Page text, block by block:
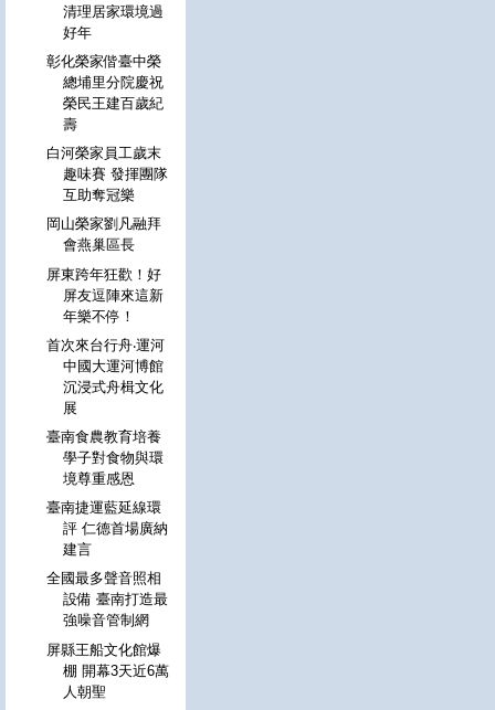
清理居家環境過
好年
彰化榮家偕臺中榮
總埔里分院慶祝
榮民王建百歲紀
壽
白河榮家員工歲末
趣味賽 發揮團隊
互助奪冠樂
岡山榮家劉凡融拜
會燕巢區長
屏東跨年狂歡！好
屏友逗陣來這新
年樂不停！
首次來台行舟‧運河
中國大運河博館
沉浸式舟楫文化
展
臺南食農教育培養
學子對食物與環
境尊重感恩
臺南捷運藍延線環
評 仁德首場廣納
建言
全國最多聲音照相
設備 臺南打造最
強噪音管制網
屏縣王船文化館爆
棚 開幕3天近6萬
人朝聖